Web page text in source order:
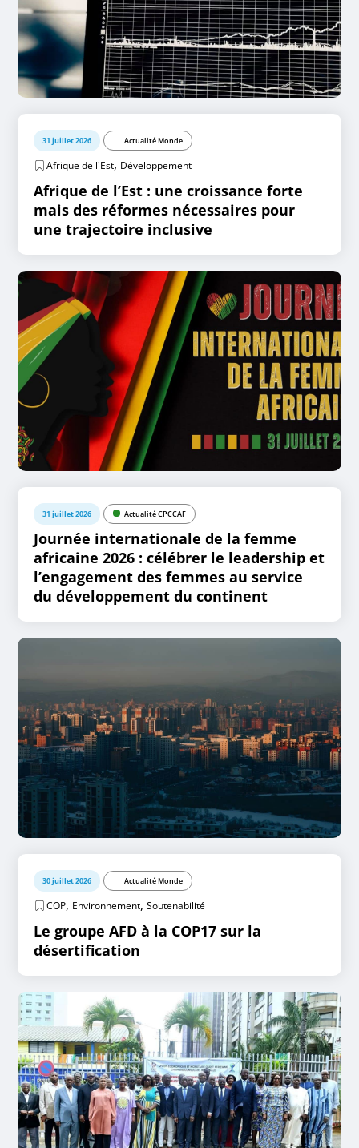
31 juillet 2026 Actualité Monde
Afrique de l'Est, Développement
Afrique de l’Est : une croissance forte
mais des réformes nécessaires pour
une trajectoire inclusive
31 juillet 2026 Actualité CPCCAF
Journée internationale de la femme
africaine 2026 : célébrer le leadership et
l’engagement des femmes au service
du développement du continent
30 juillet 2026 Actualité Monde
COP, Environnement,Soutenabilité
Le groupe AFD à la COP17 sur la
désertification